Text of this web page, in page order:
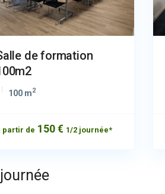
de formation
100 m2
partir de 150 € 1/2 journée*